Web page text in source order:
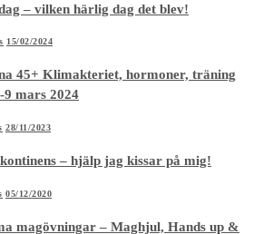
– vilken härlig dag det blev!
15/02/2024
45+ Klimakteriet, hormoner, träning
9 mars 2024
28/11/2023
– hjälp jag kissar på mig!
05/12/2020
magövningar – Maghjul, Hands up &